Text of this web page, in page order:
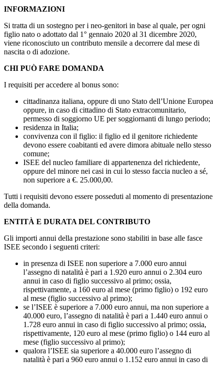
INFORMAZIONI
Si tratta di un sostegno per i neo-genitori in base al quale, per ogni
figlio nato o adottato dal 1° gennaio 2020 al 31 dicembre 2020,
viene riconosciuto un contributo mensile a decorrere dal mese di
nascita o di adozione.
CHI PUÒ FARE DOMANDA
I requisiti per accedere al bonus sono:
cittadinanza italiana, oppure di uno Stato dell’Unione Europea
oppure, in caso di cittadino di Stato extracomunitario,
permesso di soggiorno UE per soggiornanti di lungo periodo;
residenza in Italia;
convivenza con il figlio: il figlio ed il genitore richiedente
devono essere coabitanti ed avere dimora abituale nello stesso
comune;
ISEE del nucleo familiare di appartenenza del richiedente,
oppure del minore nei casi in cui lo stesso faccia nucleo a sé,
non superiore a €. 25.000,00.
Tutti i requisiti devono essere posseduti al momento di presentazione
della domanda.
ENTITÀ E DURATA DEL CONTRIBUTO
Gli importi annui della prestazione sono stabiliti in base alle fasce
ISEE secondo i seguenti criteri:
in presenza di ISEE non superiore a 7.000 euro annui
l’assegno di natalità è pari a 1.920 euro annui o 2.304 euro
annui in caso di figlio successivo al primo; ossia,
rispettivamente, a 160 euro al mese (primo figlio) o 192 euro
al mese (figlio successivo al primo);
se l’ISEE è superiore a 7.000 euro annui, ma non superiore a
40.000 euro, l’assegno di natalità è pari a 1.440 euro annui o
1.728 euro annui in caso di figlio successivo al primo; ossia,
rispettivamente, 120 euro al mese (primo figlio) o 144 euro al
mese (figlio successivo al primo);
qualora l’ISEE sia superiore a 40.000 euro l’assegno di
natalità è pari a 960 euro annui o 1.152 euro annui in caso di